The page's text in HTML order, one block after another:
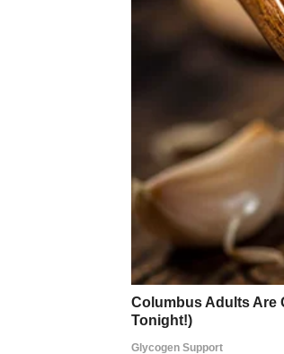
Zatim pripremite tijesto
Puno sreće ako ih odlučite
BONUS: